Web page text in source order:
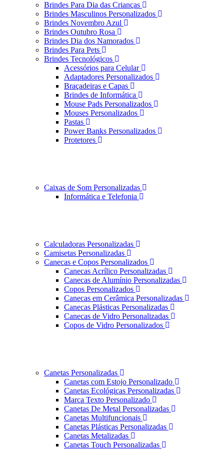
Brindes Para Dia das Crianças
Brindes Masculinos Personalizados
Brindes Novembro Azul
Brindes Outubro Rosa
Brindes Dia dos Namorados
Brindes Para Pets
Brindes Tecnológicos
Acessórios para Celular
Adaptadores Personalizados
Braçadeiras e Capas
Brindes de Informática
Mouse Pads Personalizados
Mouses Personalizados
Pastas
Power Banks Personalizados
Protetores
Caixas de Som Personalizadas
Informática e Telefonia
Calculadoras Personalizadas
Camisetas Personalizadas
Canecas e Copos Personalizados
Canecas Acrílico Personalizadas
Canecas de Alumínio Personalizadas
Copos Personalizados
Canecas em Cerâmica Personalizadas
Canecas Plásticas Personalizadas
Canecas de Vidro Personalizadas
Copos de Vidro Personalizados
Canetas Personalizadas
Canetas com Estojo Personalizado
Canetas Ecológicas Personalizadas
Marca Texto Personalizado
Canetas De Metal Personalizadas
Canetas Multifuncionais
Canetas Plásticas Personalizadas
Canetas Metalizadas
Canetas Touch Personalizadas